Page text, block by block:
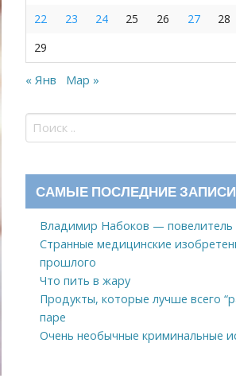
22
23 24 25 26 27
28
29
« Янв Мар »
САМЫЕ ПОСЛЕДНИЕ ЗАПИСИ
Владимир Набоков — повелитель
Странные медицинские
прошлого
Что пить в жару
Продукты, которые лучше всего
паре
Очень необычные криминальные